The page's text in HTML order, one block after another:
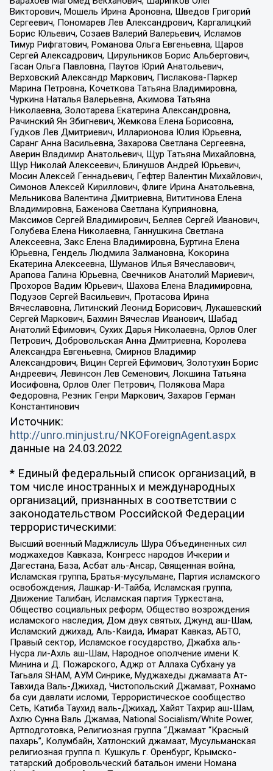
Викторович, Мошель Ирина Ароновна, Шведов Григорий
Сергеевич, Пономарев Лев Александрович, Каргалицкий
Борис Юльевич, Созаев Валерий Валерьевич, Исламов
Тимур Рифгатович, Романова Ольга Евгеньевна, Щаров
Сергей Алексадрович, Цирульников Борис Альбертович,
Гасан Ольга Павловна, Паутов Юрий Анатольевич,
Верховский Александр Маркович, Пислакова-Паркер
Марина Петровна, Кочеткова Татьяна Владимировна,
Чуркина Наталья Валерьевна, Акимова Татьяна
Николаевна, Золотарева Екатерина Александровна,
Рачинский Ян Збигневич, Жемкова Елена Борисовна,
Гудков Лев Дмитриевич, Илларионова Юлия Юрьевна,
Саранг Анна Васильевна, Захарова Светлана Сергеевна,
Аверин Владимир Анатольевич, Щур Татьяна Михайловна,
Щур Николай Алексеевич, Блинушов Андрей Юрьевич,
Мосин Алексей Геннадьевич, Гефтер Валентин Михайлович,
Симонов Алексей Кириллович, Флиге Ирина Анатольевна,
Мельникова Валентина Дмитриевна, Вититинова Елена
Владимировна, Баженова Светлана Куприяновна,
Максимов Сергей Владимирович, Беляев Сергей Иванович,
Голубева Елена Николаевна, Ганнушкина Светлана
Алексеевна, Закс Елена Владимировна, Буртина Елена
Юрьевна, Гендель Людмила Залмановна, Кокорина
Екатерина Алексеевна, Шуманов Илья Вячеславович,
Арапова Галина Юрьевна, Свечников Анатолий Мариевич,
Прохоров Вадим Юрьевич, Шахова Елена Владимировна,
Подузов Сергей Васильевич, Протасова Ирина
Вячеславовна, Литинский Леонид Борисович, Лукашевский
Сергей Маркович, Бахмин Вячеслав Иванович, Шабад
Анатолий Ефимович, Сухих Дарья Николаевна, Орлов Олег
Петрович, Добровольская Анна Дмитриевна, Королева
Александра Евгеньевна, Смирнов Владимир
Александрович, Вицин Сергей Ефимович, Золотухин Борис
Андреевич, Левинсон Лев Семенович, Локшина Татьяна
Иосифовна, Орлов Олег Петрович, Полякова Мара
Федоровна, Резник Генри Маркович, Захаров Герман
Константинович
Источник:
http://unro.minjust.ru/NKOForeignAgent.aspx
данные на 24.03.2022
* Единый федеральный список организаций, в
том числе иностранных и международных
организаций, признанных в соответствии с
законодательством Российской Федерации
террористическими:
Высший военный Маджлисуль Шура Объединенных сил
моджахедов Кавказа, Конгресс народов Ичкерии и
Дагестана, База, Асбат аль-Ансар, Священная война,
Исламская группа, Братья-мусульмане, Партия исламского
освобождения, Лашкар-И-Тайба, Исламская группа,
Движение Талибан, Исламская партия Туркестана,
Общество социальных реформ, Общество возрождения
исламского наследия, Дом двух святых, Джунд аш-Шам,
Исламский джихад, Аль-Каида, Имарат Кавказ, АБТО,
Правый сектор, Исламское государство, Джабха аль-
Нусра ли-Ахль аш-Шам, Народное ополчение имени К.
Минина и Д. Пожарского, Аджр от Аллаха Субхану уа
Тагьаля SHAM, АУМ Синрике, Муджахеды джамаата Ат-
Тавхида Валь-Джихад, Чистопольский Джамаат, Рохнамо
ба суи давлати исломи, Террористическое сообщество
Сеть, Катиба Таухид валь-Джихад, Хайят Тахрир аш-Шам,
Ахлю Сунна Валь Джамаа, National Socialism/White Power,
Артподготовка, Религиозная группа “Джамаат “Красный
пахарь”, Колумбайн, Хатлонский джамаат, Мусульманская
религиозная группа п. Кушкуль г. Оренбург, Крымско-
татарский добровольческий батальон имени Номана